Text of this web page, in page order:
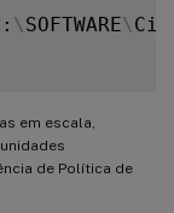
\ SOFTWARE\
em escala,
de Política de